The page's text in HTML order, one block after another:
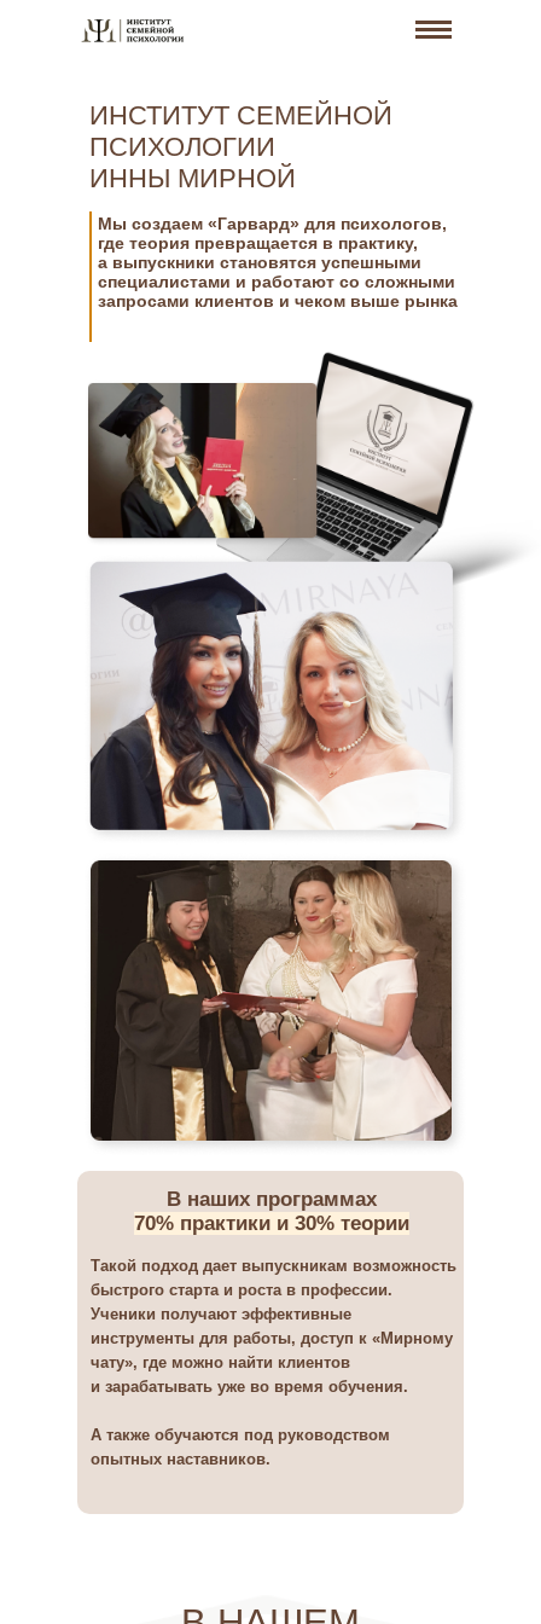
ИНСТИТУТ СЕМЕЙНОЙ
ПСИХОЛОГИИ
ИННЫ МИРНОЙ
Мы создаем «Гарвард» для психологов,
где теория превращается в практику,
а выпускники становятся успешными
специалистами и работают со сложными
запросами клиентов и чеком выше рынка
В наших программах
70% практики и 30% теории
Такой подход дает выпускникам возможность
быстрого старта и роста в профессии.
Ученики получают эффективные
инструменты для работы, доступ к «Мирному
чату», где можно найти клиентов
и зарабатывать уже во время обучения.
А также обучаются под руководством
опытных наставников.
В НАШЕМ ИНСТИТУТЕ УЧАТСЯ
100+ СТУДЕНТОВ ИЗ 20 СТРАН
МИРА
ИНСТИТУТЕ УЧАТСЯ
100+ СТУДЕНТОВ